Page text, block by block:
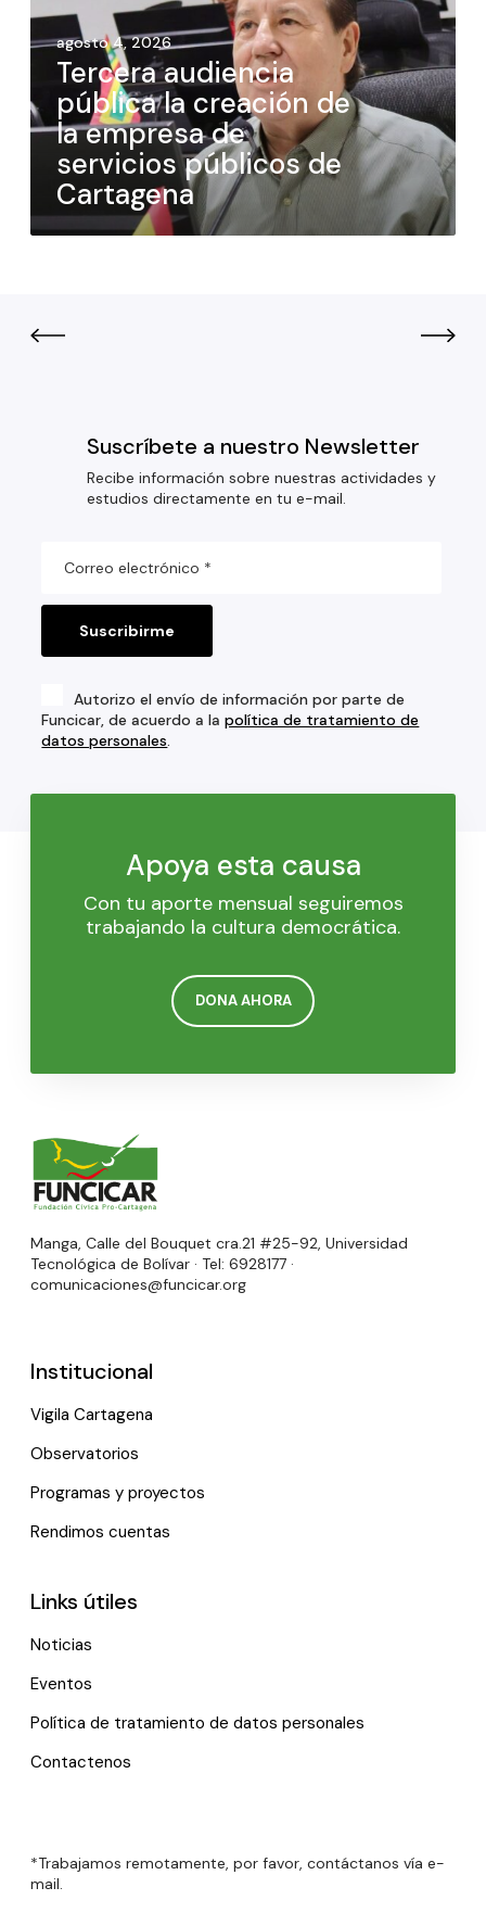
agosto 4, 2026
Tercera audiencia
pública la creación de
la empresa de
servicios públicos de
Cartagena
Suscríbete a nuestro Newsletter
Recibe información sobre nuestras actividades y
estudios directamente en tu e-mail.
Autorizo el envío de información por parte de
Funcicar, de acuerdo a lapolítica de tratamiento de
datos personales.
Apoya esta causa
Con tu aporte mensual seguiremos
trabajando la cultura democrática.
DONA AHORA
Manga, Calle del Bouquet cra.21 #25-92, Universidad
Tecnológica de Bolívar · Tel: 6928177 ·
comunicaciones@funcicar.org
Institucional
Vigila Cartagena
Observatorios
Programas y proyectos
Rendimos cuentas
Links útiles
Noticias
Eventos
Política de tratamiento de datos personales
Contactenos
*Trabajamos remotamente, por favor, contáctanos vía e-
mail.